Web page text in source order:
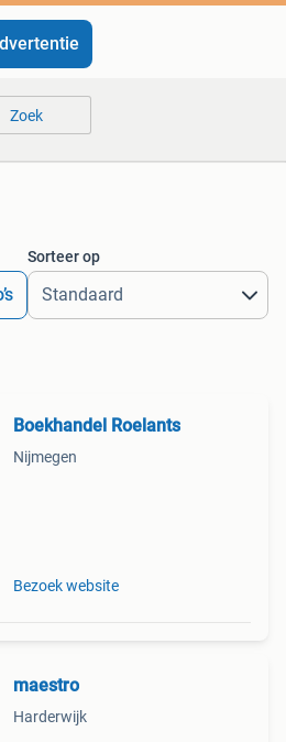
Zoek
Sorteer op
Boekhandel Roelants
Nijmegen
Bezoek website
maestro
Harderwijk